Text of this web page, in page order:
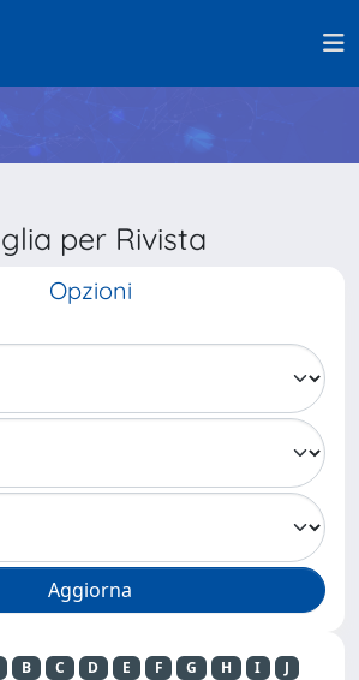
per Rivista
Opzioni
B C D E F G H I
J